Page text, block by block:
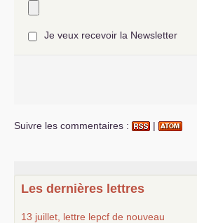
Je veux recevoir la Newsletter
Suivre les commentaires : |
Les dernières lettres
13 juillet, lettre lepcf de nouveau